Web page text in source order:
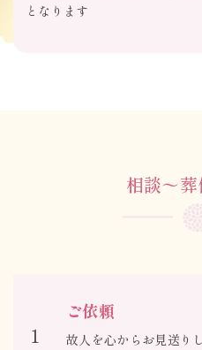
となります
相談〜
1
ご依頼
故人を心からお見送り